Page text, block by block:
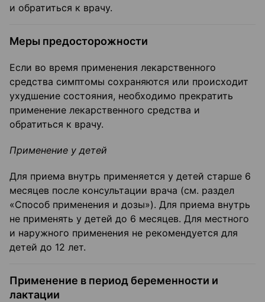
и обратиться к врачу.
Меры предосторожности
Если во время применения лекарственного
средства симптомы сохраняются или происходит
ухудшение состояния, необходимо прекратить
применение лекарственного средства и
обратиться к врачу.
Применение у детей
Для приема внутрь применяется у детей старше 6
месяцев после консультации врача (см. раздел
«Способ применения и дозы»). Для приема внутрь
не применять у детей до 6 месяцев. Для местного
и наружного применения не рекомендуется для
детей до 12 лет.
Применение в период беременности и
лактации